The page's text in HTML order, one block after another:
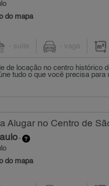
do mapa
- suíte - vaga
de locação no centro histórico
tudo o que você precisa para
Alugar no Centro de
-
do mapa